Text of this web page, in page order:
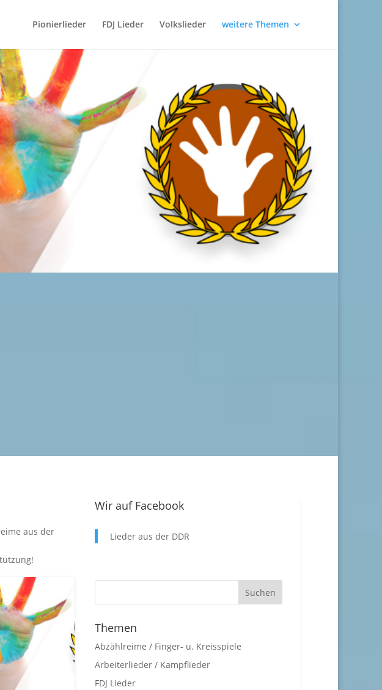
Pionierlieder FDJ Lieder Volkslieder weitere Themen
aus der
Wir auf Facebook
Lieder aus der DDR
Themen
Abzählreime / Finger- u. Kreisspiele
Arbeiterlieder / Kampflieder
FDJ Lieder